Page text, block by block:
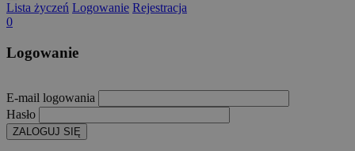
Lista życzeń Logowanie Rejestracja
0
Logowanie
E-mail logowania
Hasło